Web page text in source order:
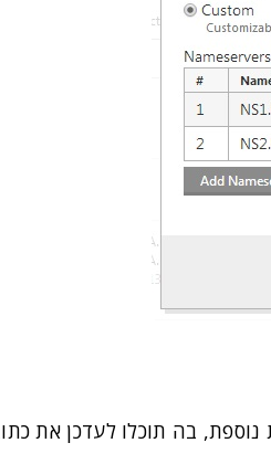
נוספת, בה תוכלו לעדכן את